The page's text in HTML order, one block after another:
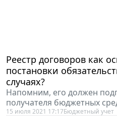
Реестр договоров как
постановки
случаях?
Напомним, его должен
получателя бюджетных
15 июля 2021 17:17Бюджетный учет